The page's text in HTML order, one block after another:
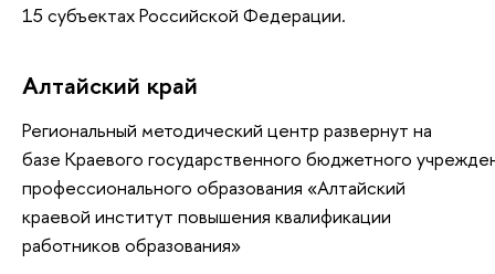
15 субъектах Российской Федерации.
Алтайский край
Региональный методический центр развернут на
базе Краевого государственного бюджетного
профессионального образования «Алтайский
краевой институт повышения квалификации
работников образования»